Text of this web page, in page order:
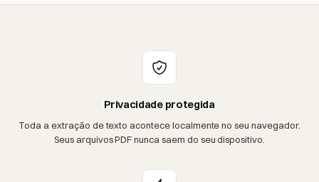
Privacidade protegida
Toda a extração de texto acontece localmente no seu navegador.
Seus arquivos PDF nunca saem do seu dispositivo.